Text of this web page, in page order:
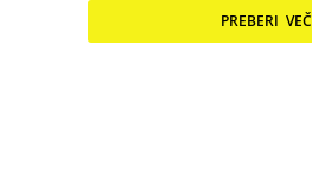
PREBERI VEČ